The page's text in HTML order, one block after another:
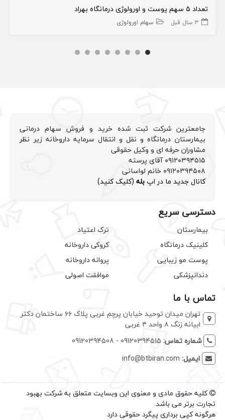
تعداد ۵ سهم پوست و اورولوژی درمانگاه بهراد
3 سال قبل سهام اورولوژی
جامعترین شرکت ثبت شده خرید و فروش سهام درمانی
بیمارستان درمانگاه و نقل و انتقال سرمایه داروخانه زیر نظر
مشاوران حرفه ای و وکیل حقوقی
۰۹۱۲۰۳۹۴۵۱۵ آقای پرسته
۰۹۱۲۰۳۹۴۵۰۸ خانم لواسانی
کانال جدید ما در اپبله (کلیک کنید)
دسترسی سریع
بیمارستان
کلینیک درمانگاه
پوست مو زیبایی
دندانپزشکی
ترک اعتیاد
کروکی داروخانه
پروانه داروخانه
موافقت اصولی
تماس با ما
تهران میدان توحید خیابان پرچم غربی پلاک ۶۶ ساختمان دکتر
ابیانه زنگ ۸ واحد ۴ غربی
شماره تماس: 09120394515 - 09120394508
ایمیل: info@btbiran.com
کلیه حقوق مادی و معنوی این وبسایت متعلق به شرکت بهبود
تجارت برتر می باشد.
هرگونه کپی برداری پیگرد حقوقی دارد